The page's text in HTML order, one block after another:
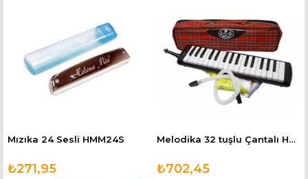
Mızıka 24 Sesli HMM24S
₺271,95
Melodika 32 tuşlu Çantalı HM32SC
₺702,45